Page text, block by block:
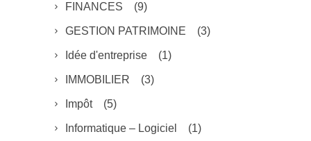
FINANCES (9)
GESTION PATRIMOINE (3)
Idée d'entreprise (1)
IMMOBILIER (3)
Impôt (5)
Informatique – Logiciel (1)